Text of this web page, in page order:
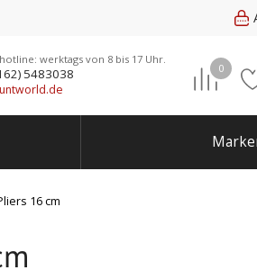
werktags von 8 bis 17 Uhr.
5483038 0
16 cm